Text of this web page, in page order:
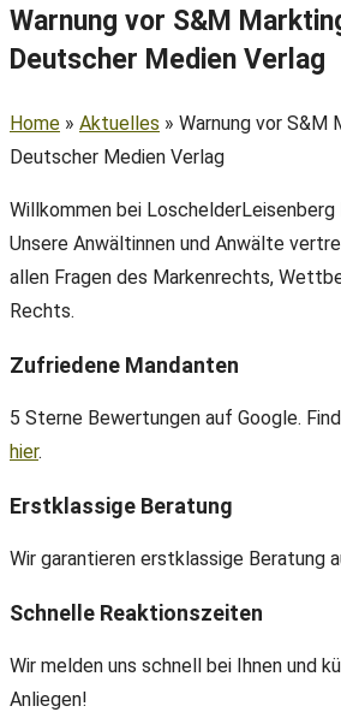
Warnung vor S&M
Deutscher Medien Verlag
Home » Aktuelles » Warnung vor S&M
Deutscher Medien Verlag
Willkommen bei
Unsere Anwältinnen und Anwälte
allen Fragen des Markenrechts,
Rechts.
Zufriedene Mandanten
5 Sterne Bewertungen auf Google.
hier.
Erstklassige Beratung
Wir garantieren erstklassige Beratung
Schnelle Reaktionszeiten
Wir melden uns schnell bei Ihnen und
Anliegen!